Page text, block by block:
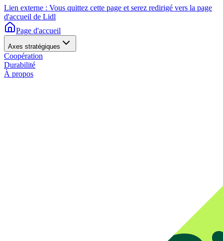
Lien externe : Vous quittez cette page et serez redirigé vers la page
d'accueil de Lidl
Page d'accueil
Axes stratégiques
Coopération
Durabilité
À propos